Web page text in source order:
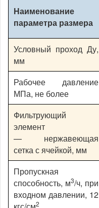
Наименование
параметра размера
Условный проход Ду,
мм
Рабочее давление
МПа, не более
Фильтрующий
элемент
— нержавеющая
сетка с ячейкой, мм
Пропускная
способность, м3/ч, при
входном давлении, 12
2